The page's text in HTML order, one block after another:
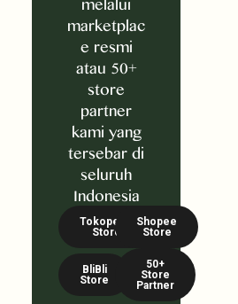
marketplac
e resmi
atau 50+
store
partner
kami yang
tersebar di
seluruh
Indonesia
BliBli
Store
50+
Store
Partner
Tokopedia
Store
Shopee
Store